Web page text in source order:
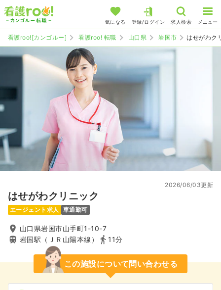
気になる 登録/ログイン 求人検索 メニュー
看護roo![カンゴルー] 看護roo! 転職 山口県 岩国市 はせがわク
はせがわクリニック
2026/06/03更新
エージェント求人 車通勤可
山口県岩国市山手町1-10-7
岩国駅（ＪＲ山陽本線）
11分
この施設について問い合わせる